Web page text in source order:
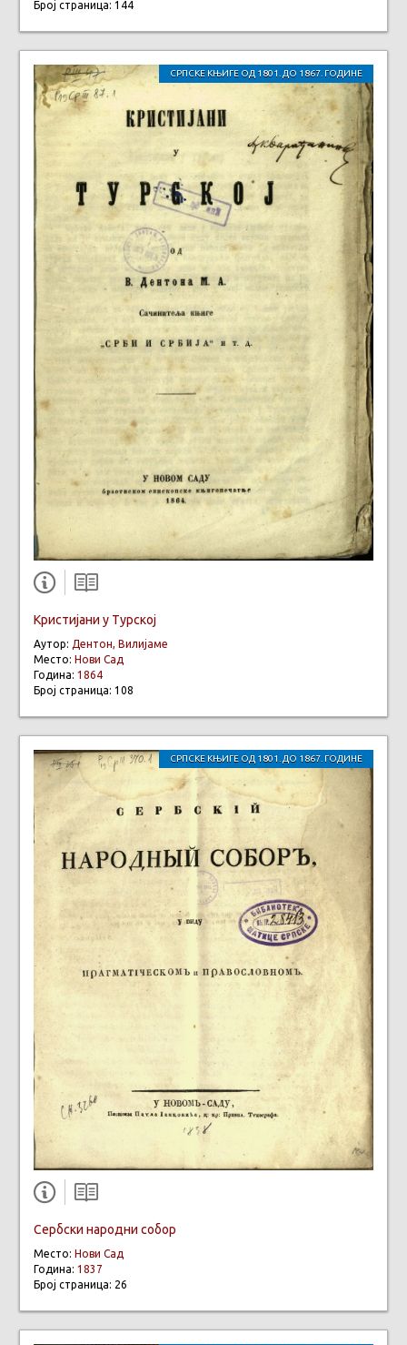
Број страница: 144
СРПСКЕ КЊИГЕ ОД 1801. ДО 1867. ГОДИНЕ
Кристијани у Турској
Аутор: Дентон, Вилијаме
Место: Нови Сад
Година: 1864
Број страница: 108
СРПСКЕ КЊИГЕ ОД 1801. ДО 1867. ГОДИНЕ
Сербски народни собор
Место: Нови Сад
Година: 1837
Број страница: 26